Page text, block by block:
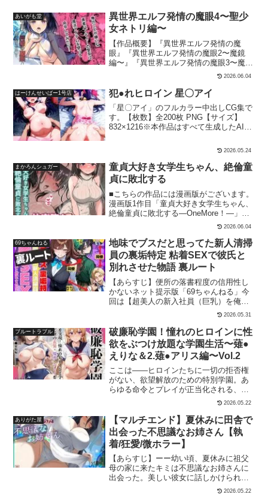
あいがも堂
異世界エルフ発情の魔眼4〜聖少
女ネトリ編〜
【作品概要】『異世界エルフ発情の魔
眼』『異世界エルフ発情の魔眼2〜魔鏡
編〜』『異世界エルフ発情の魔眼3〜魔薬
編〜』に続く、シリーズ第4弾となりま
だったが、何のスキルもなく宿の店員を
てくる。メンバーの魔法使いエルフは、
美人だがクソ生意気。魔法具を使って強●
発情させ攻略するも……今回は勇者パー
る。使用者のほうが魔力が高くないと効
せ、「宿屋の店員の言うことを聞くこ
と」と命令してもらう。最強の勇者さま
ズラしほうだい！【キャラクター】アイ
リス高レベルのヒーラーで《聖女》と呼
ばれている。はっきり言って気が強い。
勇者とは、おクチでご奉仕する関係。サ
美人でスタイルも抜群だが、はっきり言
って高飛車。勇者とは恋仲。宿屋の男異
世界に転生したのにチートスキルも何も
なく、村人として宿で働いている。新た
に魔法具《アラクネの魔符》を手に入れ
る。勇者同じく異世界転生者。チートス
キルと伝説の装備を持ち、魔王討伐の目
前である。タイトル:『異世界エルフ発情
あいがも堂作者:あやかわりく
2026.06.04
はーけんせいばー1号店 犯●れヒロイン 星〇アイ
「星〇アイ」のフルカラー中出しCG集で
す。【枚数】全200枚 PNG【サイズ】
832×1216※本作品はすべて生成したAIイ
正はしておりますが、一部に破綻や違和
感が含まれる場合がありますがご了承く
ださい。※登場するすべてのモデルは架
空の世界の架空の人間（18歳以上）にな
ります※商品は予告なく販売の中止、価
格の変更をすることがあります。予めご
了承ください。
2026.05.24
まかろんシュガー
童貞大好き女学生ちゃん、絶倫童
貞に敗北する
■こちらの作品には漫画版がございます。
漫画版1作目「童貞大好き女学生ちゃん、
絶倫童貞に敗北する―OneMore！―」漫
画版2作目「童貞大好き女学生ちゃん、絶
倫童貞に敗北する―Second Memory―」
漫画版3作目童貞大好き女学生ちゃん、絶
倫童貞に敗北するーThird Time is Fateー
女に搾り取られる雄って最高に無様で興
奮しちゃう――。緊張で顔を強ばらせた
男と一緒に、夜のホテル街を歩く。童貞
を食べることを生き甲斐としている私こ
と春里ミユリは今夜のパートナーとなる
男を見上げてうっとりと微笑んだ。様々
な男と一夜を共にしてきたが、今夜の彼
も例に漏れずちょっと腕を組んだだけで
ペニスをおっ立てる可愛らしい童貞くん
だ。ただ、いつも狩ってるヒョロい童貞
くんたちと違って全体的に筋肉質でデカ
イ気がするけど。（ま、なんでもいっ
か。デートも終わったし早くセックスし
たい…）主導権を握り、私に初めてを奪
われる雄の姿が愛おしい。私が初めての
女になれる優越感が心地いい――。妄想
に耽り頬を上気させ、この後行われるで
あろう行為に思いを馳せると下腹部が熱
くなる。「あ、あの…今夜って…」ホテ
ルを見上げる彼。来た。この瞬間を待ち
望んでいた私は昂る気持ちを抑え、彼の
言葉にしおらしく答える。「え、えっ
と、キミさえ良ければ…あの…よろしく
お願い…します…っ」行為が始まった途
端豹変してち○ぽ貪り尽くす私を見たら幻
2026.06.04
69ちゃんねる
地味でブスだと思ってた新人清掃
員の裏垢特定 粘着SEXで彼氏と
別れさせた物語 裏ルート
【あらすじ】便所の落書程度の信用性し
かないネット提示版「69ちゃんねる」今
回は【超美人の新入社員（巨乳）を俺専
用の女に教育してやった】を紹介いたし
女好きでクズ男「安田」ある日の朝、課
長に呼ばれ新入社員の指導係を命じられ
るもう一人の同僚は超ブスな女の子を担
当するも安田には「超美人で性格も良い
あきらかにアタリな女」を担当する事
に！ガードが弱い新入社員のパンチラを
盗撮しつついい先輩を演じ新入社員を飲
際よくホテルへ運び楽しんでいると酔い
が覚めた新入社員が目を覚ましてしま
う…【一言】今回のお話は前作に出て来
た美人社員「日高」と主人公の同僚「安
田」のお話になります。前作購入された
方からの要望があり69ページと少ないで
すが制作する事になりました。前作を知
らなくても問題ないようになってますの
で楽しんでいただければ幸いです！【収
2026.05.31
ブルートラブル
破廉恥学園！憧れのヒロインに性
欲をぶつけ放題な学園生活〜薙●
えりな＆2.薙●アリス編〜Vol.2
ここは――ヒロインたちに一切の拒否権
がない、欲望解放のための特別学園。あ
らゆる命令とプレイが正当化される、支
配と蹂躙の場。今回の獲物は、「食戟の
アリス。セーラー服、スクール水着、体
操着といった男の妄想を詰め込んだシチ
ュエーションで、快楽に抗えないヒロイ
ンたちを、徹底的に嬲り、犯●て、壊して
いく。美しさゆえに狙われ、無様に快楽
に堕ちていく彼女たちの姿を、存分にご
堪能ください。■各シーン【教室編×セー
らし・エロポーズ（がに股・バックショ
2026.05.22
ありがた屋
【マルチエンド】夏休みに田舎で
出会った不思議なお姉さん【執
着/狂愛/微ホラー】
【あらすじ】ーー幼い頃、夏休みに祖父
母の家に来たキミは不思議なお姉さんに
出会った。美しい彼女に話しかけられた
キミはその嬉しさから、祖父母の家で育
2026.05.22